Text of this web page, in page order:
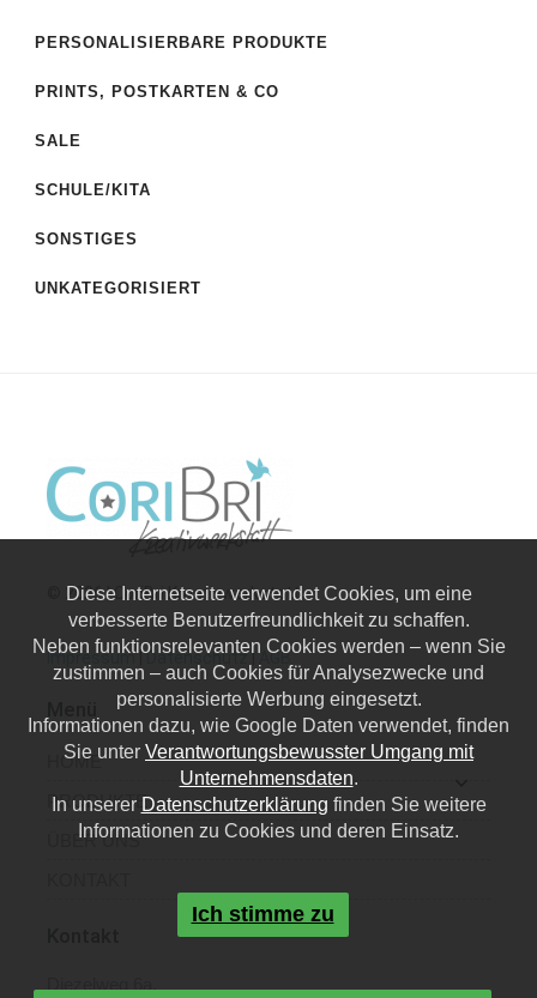
PERSONALISIERBARE PRODUKTE
PRINTS, POSTKARTEN & CO
SALE
SCHULE/KITA
SONSTIGES
UNKATEGORISIERT
© 2026 | CoriBri Kreativwerkstatt
Impressum|Datenschutz|AGB
HOME
PRODUKTE
ÜBER UNS
Diese Internetseite verwendet Cookies, um eine
verbesserte Benutzerfreundlichkeit zu schaffen.
Neben funktionsrelevanten Cookies werden – wenn Sie
zustimmen – auch Cookies für Analysezwecke und
personalisierte Werbung eingesetzt.
Informationen dazu, wie Google Daten verwendet, finden
Sie unter Verantwortungsbewusster Umgang mit
Unternehmensdaten.
In unserer Datenschutzerklärung finden Sie weitere
Informationen zu Cookies und deren Einsatz.
Ich stimme zu